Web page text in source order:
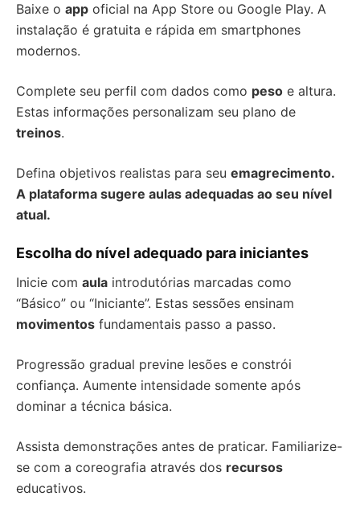
Baixe o app oficial na App Store ou Google Play. A
instalação é gratuita e rápida em smartphones
modernos.
Complete seu perfil com dados como peso e altura.
Estas informações personalizam seu plano de
treinos.
Defina objetivos realistas para seu emagrecimento.
A plataforma sugere aulas adequadas ao seu nível
atual.
Escolha do nível adequado para iniciantes
Inicie com aula introdutórias marcadas como
“Básico” ou “Iniciante”. Estas sessões ensinam
movimentos fundamentais passo a passo.
Progressão gradual previne lesões e constrói
confiança. Aumente intensidade somente após
dominar a técnica básica.
Assista demonstrações antes de praticar. Familiarize-
se com a coreografia através dos recursos
educativos.